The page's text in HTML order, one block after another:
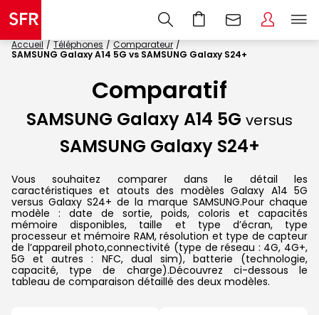
Accueil Téléphones
Comparateur
SAMSUNG Galaxy A14 5G vs SAMSUNG Galaxy S24+
Comparatif
SAMSUNG Galaxy A14 5G versus
SAMSUNG Galaxy S24+
Vous souhaitez comparer dans le détail les
caractéristiques et atouts des modèles Galaxy A14 5G
versus Galaxy S24+ de la marque SAMSUNG.Pour chaque
modèle : date de sortie, poids, coloris et capacités
mémoire disponibles, taille et type d’écran, type
processeur et mémoire RAM, résolution et type de capteur
de l’appareil photo,connectivité (type de réseau : 4G, 4G+,
5G et autres : NFC, dual sim), batterie (technologie,
capacité, type de charge).Découvrez ci-dessous le
tableau de comparaison détaillé des deux modèles.